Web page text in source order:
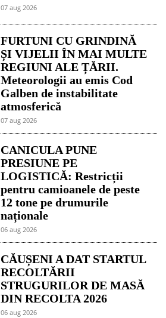
07 aug 2026
FURTUNI CU GRINDINĂ
ȘI VIJELII ÎN MAI MULTE
REGIUNI ALE ȚĂRII.
Meteorologii au emis Cod
Galben de instabilitate
atmosferică
07 aug 2026
CANICULA PUNE
PRESIUNE PE
LOGISTICĂ: Restricții
pentru camioanele de peste
12 tone pe drumurile
naționale
06 aug 2026
CĂUȘENI A DAT STARTUL
RECOLTĂRII
STRUGURILOR DE MASĂ
DIN RECOLTA 2026
06 aug 2026